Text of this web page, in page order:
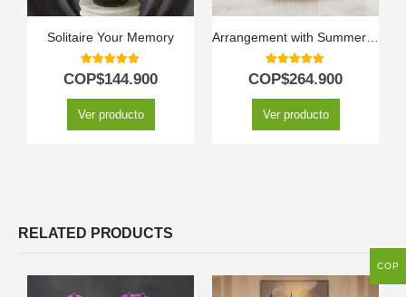
Solitaire Your Memory
5.00out of 5
COP$144.900
Ver producto
5.00out of 5
COP$264.900
Ver producto
RELATED PRODUCTS
COP